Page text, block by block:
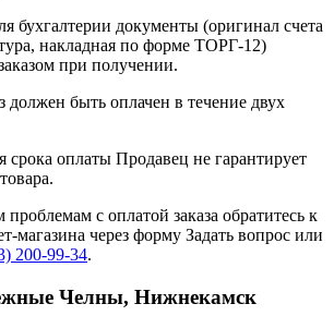
бухгалтерии документы (оригинал счета
накладная по форме ТОРГ-12)
при получении.
быть оплачен в течение двух
срока оплаты Продавец не гарантирует
с оплатой заказа обратитесь к
магазина через форму Задать вопрос или
200-99-34.
Челны, Нижнекамск